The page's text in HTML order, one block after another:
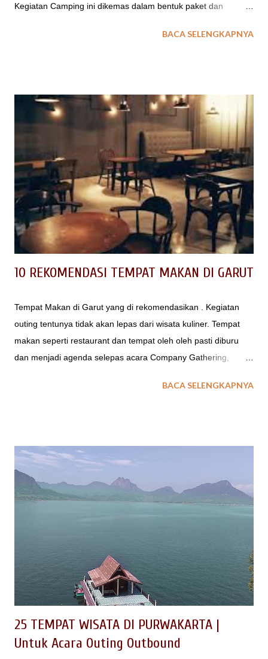
Kegiatan Camping ini dikemas dalam bentuk paket dan
Party / Program Kelulusan Sekolah. Farewell Party / Program
kegiatan outbound atau field trip ataupun kegiatan pelatihan
penerimaan siswa baru, opsi penginapan tenda menjadi salah
satu pilihan. Lalu dimanakan tempat outbound camping di
Lembang yang cocok untuk kegiatan anak sekolah? Berikut ini
EO Spinach Indonesia memberikan gambaran beberapa lokasi
atau tempat Camping yang ada di Lembang Bandung. 1.
Taman Wisata Grafika Cikole Tempat Camping di Taman
Wisata Grafika Cikole ini direkomendasikan untuk anda yang
ingin mendapatka...
BACA SELENGKAPNYA
10 REKOMENDASI TEMPAT MAKAN DI GARUT
Tempat Makan di Garut yang di rekomendasikan . Kegiatan
outing tentunya tidak akan lepas dari wisata kuliner. Tempat
makan seperti restaurant dan tempat oleh oleh pasti diburu
dan menjadi agenda selepas acara Company Gathering,
tempat makan berupa restaurant atau pondok makan di Garut
Barat yang memiliki tempat wisata menarik. Wisata alamnya
yang beragam juga sepadan dengan wisata kulinernya yang
tak kalah variatif. Makanan cita rasa khas Sunda yang segar
dan nikmat wajib Anda eksplorasi jika berkunjung ke Garut.
memuaskan selera kuliner Anda. Banyaknya kuliner dan
tempat makan di Garut mungkin membuat Anda kebingungan.
Berikut adalah 10 tempat makan ter...
BACA SELENGKAPNYA
25 TEMPAT WISATA DI PURWAKARTA |
Untuk Acara Outing Outbound